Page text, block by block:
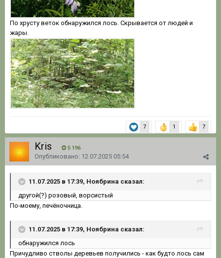
По хрусту веток обнаружился лось. Скрывается от людей и
жары.
7 1 7
Kris 5 196
Опубликовано: 12.07.2025 05:54
11.07.2025 в 17:39, Ноябрина сказал:
другой(?) розовый, ворсистый
По-моему, печёночница.
11.07.2025 в 17:39, Ноябрина сказал:
обнаружился лось
Причудливо стволы деревьев получились - как будто лось сам